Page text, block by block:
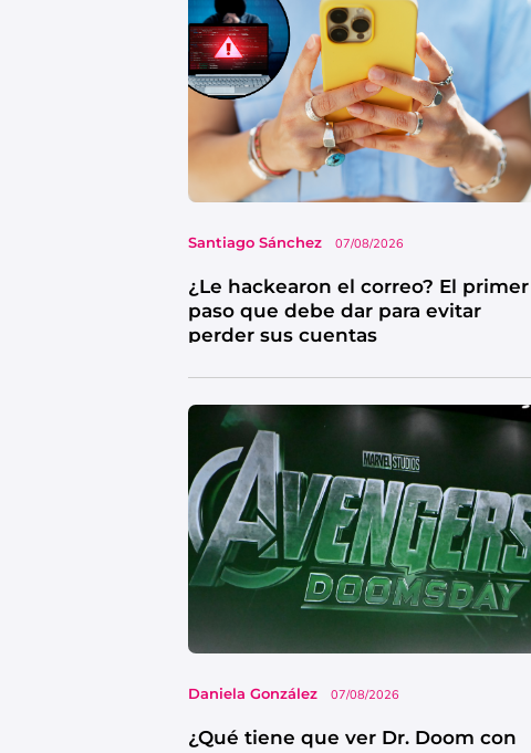
Santiago Sánchez 07/08/2026
¿Le hackearon el correo? El primer
paso que debe dar para evitar
perder sus cuentas
Daniela González 07/08/2026
¿Qué tiene que ver Dr. Doom con